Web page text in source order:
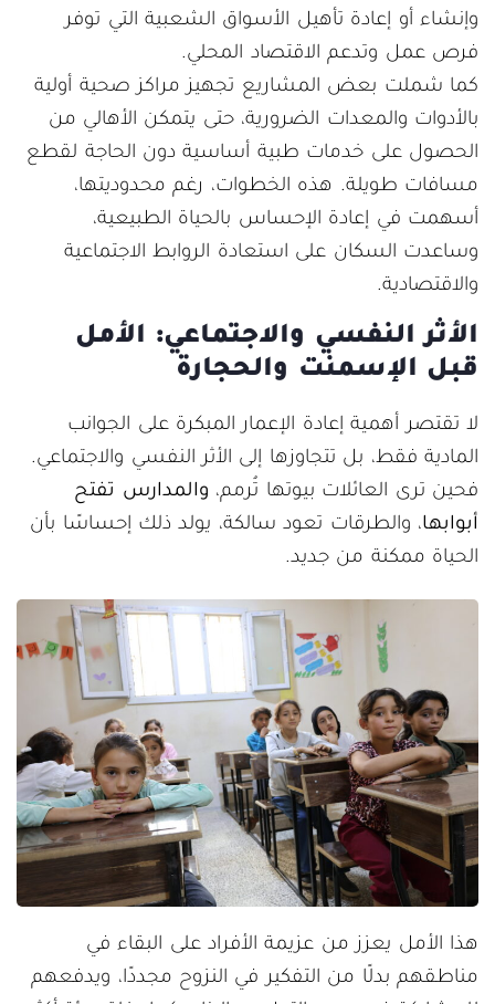
وإنشاء أو إعادة تأهيل الأسواق الشعبية التي توفر
فرص عمل وتدعم الاقتصاد المحلي.
كما شملت بعض المشاريع تجهيز مراكز صحية أولية
بالأدوات والمعدات الضرورية، حتى يتمكن الأهالي من
الحصول على خدمات طبية أساسية دون الحاجة لقطع
مسافات طويلة. هذه الخطوات، رغم محدوديتها،
أسهمت في إعادة الإحساس بالحياة الطبيعية،
وساعدت السكان على استعادة الروابط الاجتماعية
والاقتصادية.
الأثر النفسي والاجتماعي: الأمل
قبل الإسمنت والحجارة
لا تقتصر أهمية إعادة الإعمار المبكرة على الجوانب
المادية فقط، بل تتجاوزها إلى الأثر النفسي والاجتماعي.
فحين ترى العائلات بيوتها تُرمم، والمدارس تفتح
أبوابها، والطرقات تعود سالكة، يولد ذلك إحساسًا بأن
الحياة ممكنة من جديد.
هذا الأمل يعزز من عزيمة الأفراد على البقاء في
مناطقهم بدلًا من التفكير في النزوح مجددًا، ويدفعهم